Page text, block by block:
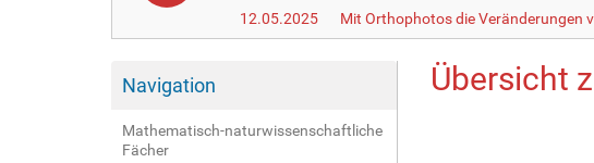
12.05.2025
Mit Orthophotos die Veränderungen
Navigation
Mathematisch-naturwissenschaftliche
Fächer
Übersicht